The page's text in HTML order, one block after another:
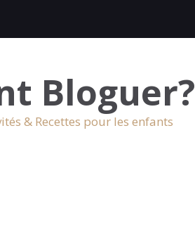
Bloguer?
& Recettes pour les enfants